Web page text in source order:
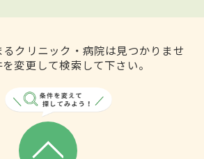
クリニック・病院は見つかりませ
変更して検索して下さい。